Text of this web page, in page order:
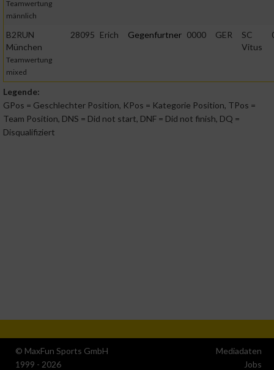
Teamwertung
männlich
B2RUN
München
Teamwertung
mixed
28095 Erich Gegenfurtner 0000 GER
SC
Vitus
Legende:
GPos = Geschlechter Position, KPos = Kategorie Position, TPos =
Team Position, DNS = Did not start, DNF = Did not finish, DQ =
Disqualifiziert
© MaxFun Sports GmbH
1999 - 2026
Mediadaten
Jobs
Messung der Werbeleistung
Messung der Performance von Inhalten
Analyse von Zielgruppen durch Statistiken oder
von Daten aus verschiedenen Quellen
Entwicklung und Verbesserung der Angebote
Performance